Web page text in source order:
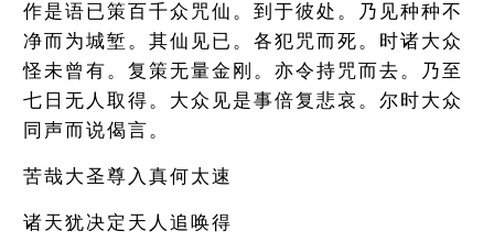
作是语已策百千众咒仙。到于彼处。乃见种种不
净而为城堑。其仙见已。各犯咒而死。时诸大众
怪未曾有。复策无量金刚。亦令持咒而去。乃至
七日无人取得。大众见是事倍复悲哀。尔时大众
同声而说偈言。
苦哉大圣尊入真何太速
诸天犹决定天人追唤得